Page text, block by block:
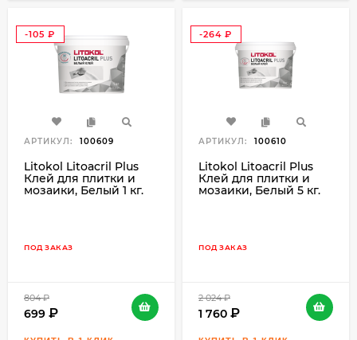
-105
₽
АРТИКУЛ: 100609
Litokol Litoacril Plus
Клей для плитки и
мозаики, Белый 1 кг.
ПОД ЗАКАЗ
804
699
-264
АРТИКУЛ: 100610
Litokol Litoacril Plus
Клей для плитки и
мозаики, Белый 5 кг.
ПОД ЗАКАЗ
2 024
1 760